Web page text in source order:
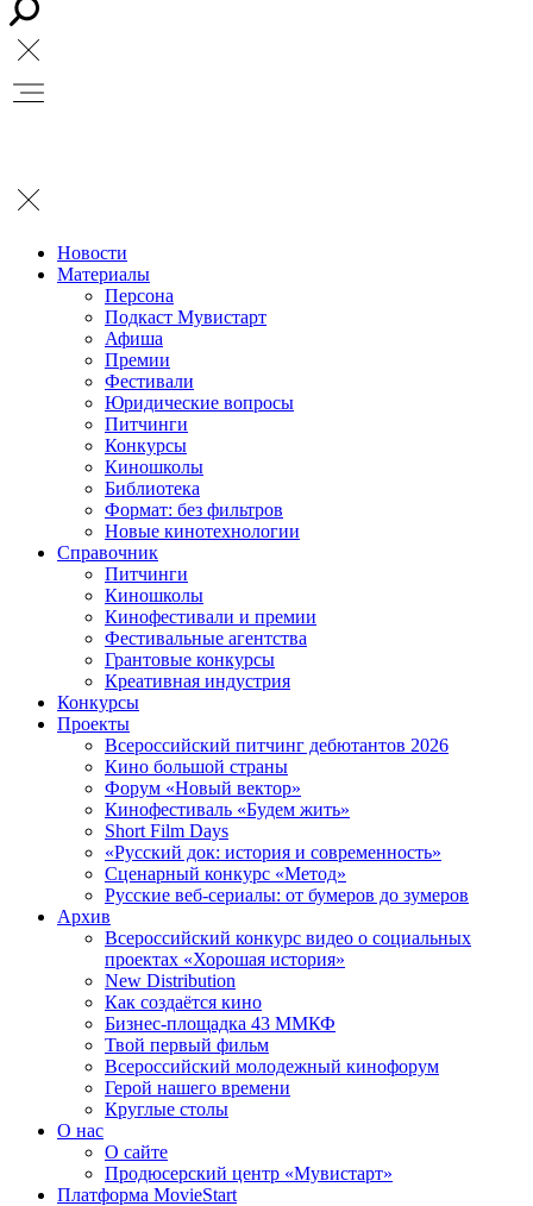
Новости
Материалы
Персона
Подкаст Мувистарт
Афиша
Премии
Фестивали
Юридические вопросы
Питчинги
Конкурсы
Киношколы
Библиотека
Формат: без фильтров
Новые кинотехнологии
Справочник
Питчинги
Киношколы
Кинофестивали и премии
Фестивальные агентства
Грантовые конкурсы
Креативная индустрия
Конкурсы
Проекты
Всероссийский питчинг дебютантов 2026
Кино большой страны
Форум «Новый вектор»
Кинофестиваль «Будем жить»
Short Film Days
«Русский док: история и современность»
Сценарный конкурс «Метод»
Русские веб-сериалы: от бумеров до зумеров
Архив
Всероссийский конкурс видео о социальных
проектах «Хорошая история»
New Distribution
Как создаётся кино
Бизнес-площадка 43 ММКФ
Твой первый фильм
Всероссийский молодежный кинофорум
Герой нашего времени
Круглые столы
О нас
О сайте
Продюсерский центр «Мувистарт»
Платформа MovieStart